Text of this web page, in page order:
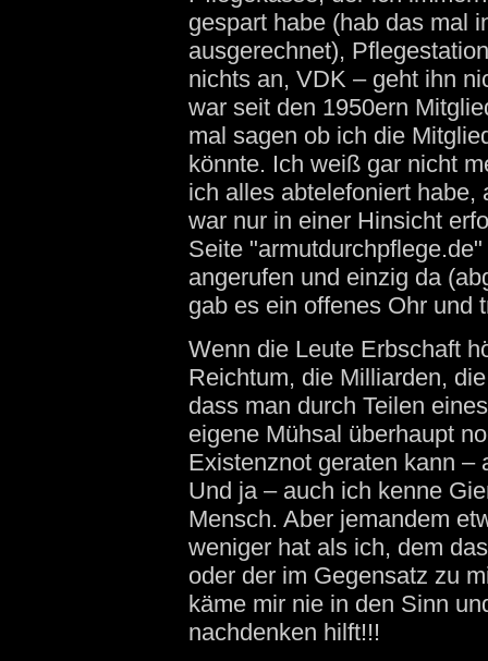
gespart habe (hab das mal
ausgerechnet),
nichts an, VDK – geht ihn
war seit den 1950ern
mal sagen ob ich die
könnte. Ich weiß gar nicht
ich alles abtelefoniert habe,
war nur in einer Hinsicht
Seite
angerufen und einzig da
gab es ein offenes Ohr und
Wenn die Leute Erbschaft
Reichtum, die Milliarden,
dass man durch Teilen
eigene Mühsal überhaupt
Existenznot geraten kann –
Und ja – auch ich kenne
Mensch. Aber jemandem
weniger hat als ich, dem
oder der im Gegensatz zu
käme mir nie in den Sinn
nachdenken hilft!!!